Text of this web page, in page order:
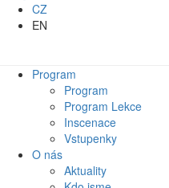
CZ
EN
Program
Program
Program Lekce
Inscenace
Vstupenky
O nás
Aktuality